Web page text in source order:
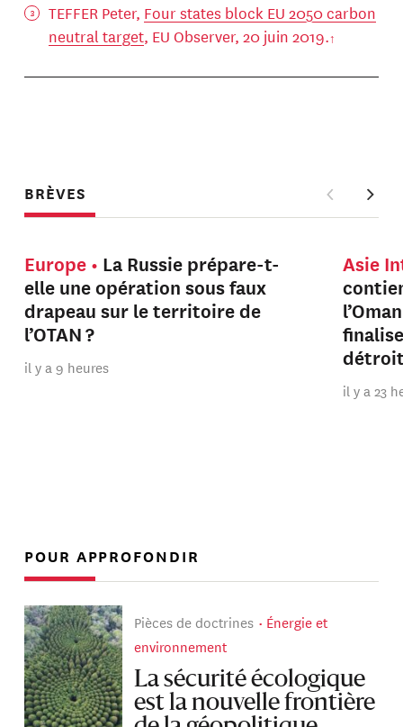
TEFFER Peter, Four states block EU 2050 carbon
neutral target, EU Observer, 20 juin 2019.
BRÈVES
Europe
La Russie prépare-t-
elle une opération sous faux
drapeau sur le territoire de
l’OTAN ?
il y a 9 heures
Asie
il y a 23
POUR APPROFONDIR
Pièces de doctrines
Énergie et
environnement
La sécurité écologique
est la nouvelle frontière